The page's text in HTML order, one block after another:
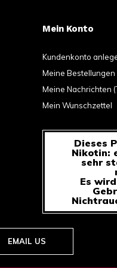
Mein Konto
Kundenkonto
Meine Bestellungen
Meine Nachrichten
Mein Wunschzettel
Dieses
Nikotin:
sehr
Es
EMAIL US